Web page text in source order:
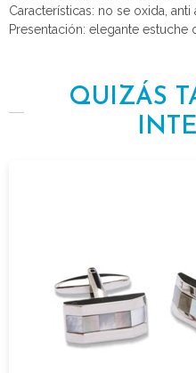
Características: no se oxida,
Presentación: elegante estuche
QUIZÁS